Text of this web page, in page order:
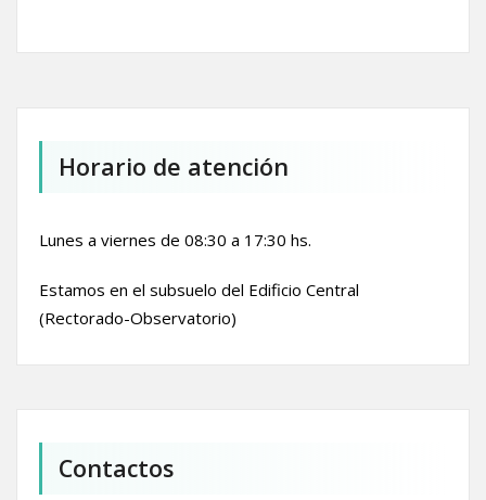
Horario de atención
Lunes a viernes de 08:30 a 17:30 hs.
Estamos en el subsuelo del Edificio Central
(Rectorado-Observatorio)
Contactos